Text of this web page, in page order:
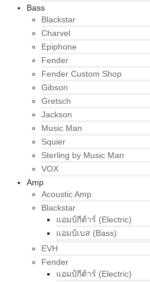
Bass
Blackstar
Charvel
Epiphone
Fender
Fender Custom Shop
Gibson
Gretsch
Jackson
Music Man
Squier
Sterling by Music Man
VOX
Amp
Acoustic Amp
Blackstar
แอมป์กีต้าร์ (Electric)
แอมป์เบส (Bass)
EVH
Fender
แอมป์กีต้าร์ (Electric)